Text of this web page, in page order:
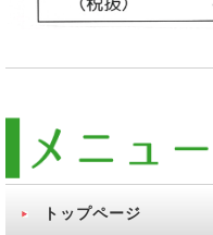
トップページ